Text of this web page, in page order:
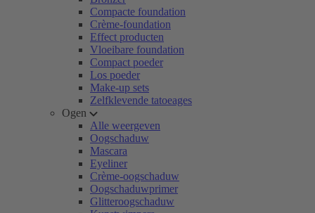
Compacte foundation
Crème-foundation
Effect producten
Vloeibare foundation
Compact poeder
Los poeder
Make-up sets
Zelfklevende tatoeages
Ogen
Alle weergeven
Oogschaduw
Mascara
Eyeliner
Crème-oogschaduw
Oogschaduwprimer
Glitteroogschaduw